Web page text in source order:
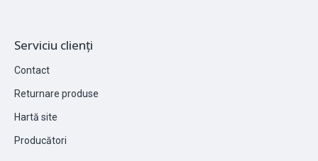
Serviciu clienți
Contact
Returnare produse
Hartă site
Producători